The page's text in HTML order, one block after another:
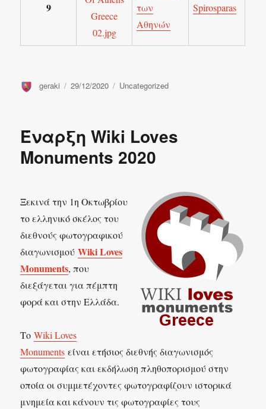
9
των
Αθηνών
Spirosparas
Συντάκτης
geraki
Δημοσιεύτηκε
29/12/2020 Κατηγορίες
Uncategorized
Έναρξη Wiki Loves
Monuments 2020
Ξεκινά την 1η Οκτωβρίου
το ελληνικό σκέλος του
διεθνούς φωτογραφικού
διαγωνισμούWiki Loves
Monuments, που
διεξάγεται για πέμπτη
φορά και στην Ελλάδα.
ΤοWiki Loves
Monuments είναι ετήσιος διεθνής διαγωνισμός
φωτογραφίας και εκδήλωση πληθοπορισμού στην
οποία οι συμμετέχοντες φωτογραφίζουν ιστορικά
μνημεία και κάνουν τις φωτογραφίες τους